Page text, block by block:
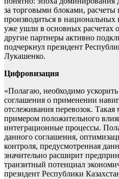
за торговыми блоками, расчеты
производиться в национальных
уже ушли в основных расчетах
другие партнеры активно
подчеркнул президент
Лукашенко.
Цифровизация
«Полагаю, необходимо
соглашения о применении
отслеживания перевозок.
примером положительного
интеграционные процессы.
данного соглашения,
контроля, предусмотренная
значительно расширит
транзитный потенциал
президент Республики